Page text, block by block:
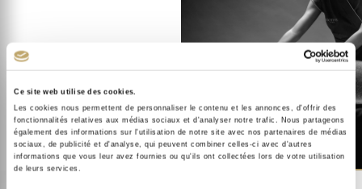
Ce site web utilise des cookies.
Les cookies nous permettent de personnaliser le contenu et les annonces, d'offrir des
fonctionnalités relatives aux médias sociaux et d'analyser notre trafic. Nous partageons
également des informations sur l'utilisation de notre site avec nos partenaires de médias
sociaux, de publicité et d'analyse, qui peuvent combiner celles-ci avec d'autres
informations que vous leur avez fournies ou qu'ils ont collectées lors de votre utilisation
de leurs services.
NOS SOINS
INSTITUT/SPA